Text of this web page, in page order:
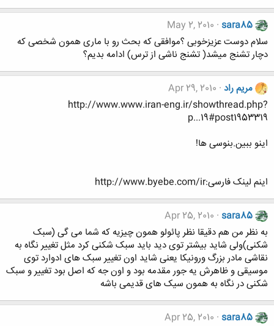
sara85
May 2, 2010
سلام دوست عزیزخوبی ؟موافقی که بحث رو با ماری همون شخصی که
دچار تشنج میشد( تشنج ناشی از ترس) ادامه بدیم؟
مریم راد Apr 29, 2010
http://www.www.iran-eng.ir/showthread.php?
p...19#post1953319
اینو ببین.بنوسی ها!
اینم لینک فارسی:http://www.byebe.com/ir
sara85
Apr 25, 2010
به نظر من هم دقیقا نظر پائولو همون چیزیه که شما می گی (سبک
شکنی)ولی شاید بیشتر توی دید باید سبک شکنی کرد مثل تغییر نگاه به
نقاشی مادر بزرگ ورونیکا یعنی شاید اون تغییر سبک های ادوارد توی
موسیقی و ظاهرش یه جور مقدمه بود و اون جه که اصل بود تغییر و سبک
شکنی در نگاه به همون سیک های قدیمی باشه
sara85
Apr 25, 2010